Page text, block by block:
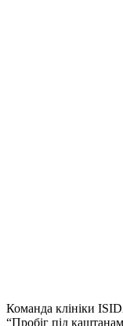
Команда клініки
“Пробіг під